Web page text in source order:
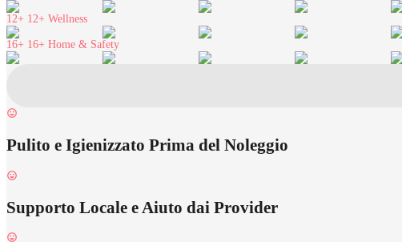
12+ 12+ Wellness
16+ 16+ Home & Safety
Pulito e Igienizzato Prima del Noleggio
Supporto Locale e Aiuto dai Provider